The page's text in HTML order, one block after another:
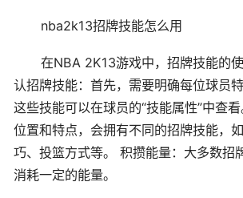
nba2k13招牌技能怎么用
在NBA 2K13游戏中，招牌技能的
认招牌技能：首先，需要明确每位球员特
这些技能可以在球员的“技能属性”中查
位置和特点，会拥有不同的招牌技能，
巧、投篮方式等。 积攒能量：大多数招
消耗一定的能量。